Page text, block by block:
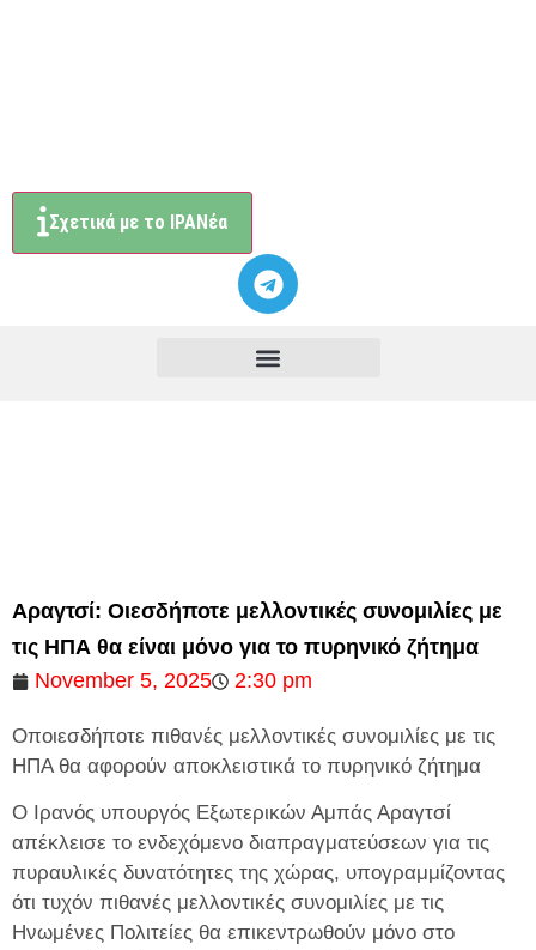
Σχετικά με το ΙΡΑΝέα
Αραγτσί: Οιεσδήποτε μελλοντικές συνομιλίες με
τις ΗΠΑ θα είναι μόνο για το πυρηνικό ζήτημα
November 5, 2025
2:30 pm
Οποιεσδήποτε πιθανές μελλοντικές συνομιλίες με τις
ΗΠΑ θα αφορούν αποκλειστικά το πυρηνικό ζήτημα
Ο Ιρανός υπουργός Εξωτερικών Αμπάς Αραγτσί
απέκλεισε το ενδεχόμενο διαπραγματεύσεων για τις
πυραυλικές δυνατότητες της χώρας, υπογραμμίζοντας
ότι τυχόν πιθανές μελλοντικές συνομιλίες με τις
Ηνωμένες Πολιτείες θα επικεντρωθούν μόνο στο